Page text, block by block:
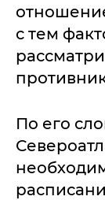
с тем
По его